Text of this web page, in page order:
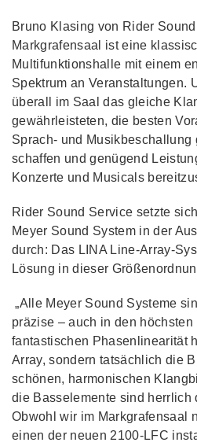
Bruno Klasing von Rider
Markgrafensaal ist eine
Multifunktionshalle mit einem
Spektrum an Veranstaltungen.
überall im Saal das gleiche
gewährleisteten, die besten
Sprach- und Musikbeschallung
schaffen und genügend
Konzerte und Musicals
Rider Sound Service setzte
Meyer Sound System in der
durch: Das LINA Line-Array-
Lösung in dieser
„Alle Meyer Sound Systeme
präzise – auch in den
fantastischen Phasenlinearität
Array, sondern tatsächlich die
schönen, harmonischen
die Basselemente sind herrlich
Obwohl wir im Markgrafensaal
einen der neuen 2100-LFC